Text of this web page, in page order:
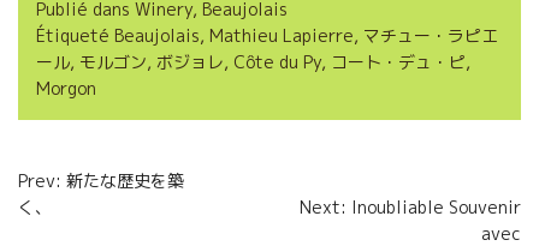
b
o
o
t
e
l
a
g
Publié dans Winery, Beaujolais
Étiqueté Beaujolais, Mathieu Lapierre, マチュー・ラピエ
ール, モルゴン, ボジョレ, Côte du Py, コート・デュ・ピ,
Morgon
Navigation
de
Prev: 新たな歴史を築
く、
Next: Inoubliable Souvenir
avec